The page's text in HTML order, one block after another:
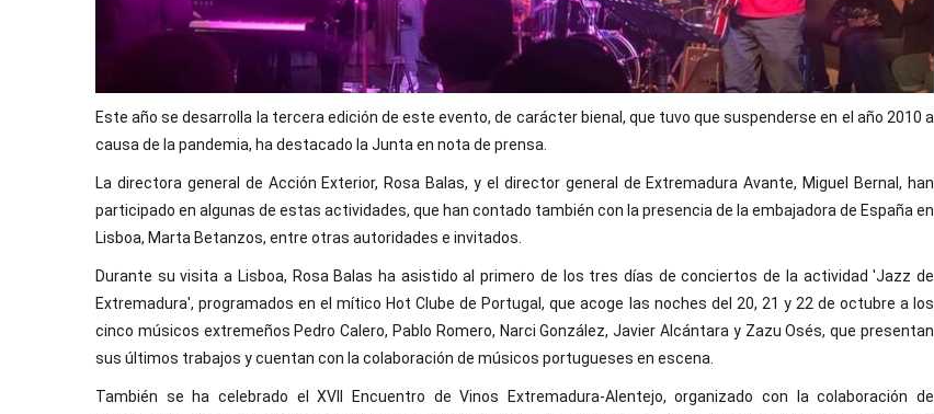
Este año se desarrolla la tercera edición de este evento, de carácter bienal, que tuvo que suspenderse en el año 2010 a
causa de la pandemia, ha destacado la Junta en nota de prensa.
La directora general de Acción Exterior, Rosa Balas, y el director general de Extremadura Avante, Miguel Bernal, han
participado en algunas de estas actividades, que han contado también con la presencia de la embajadora de España en
Lisboa, Marta Betanzos, entre otras autoridades e invitados.
Durante su visita a Lisboa, Rosa Balas ha asistido al primero de los tres días de conciertos de la actividad 'Jazz de
Extremadura', programados en el mítico Hot Clube de Portugal, que acoge las noches del 20, 21 y 22 de octubre a los
cinco músicos extremeños Pedro Calero, Pablo Romero, Narci González, Javier Alcántara y Zazu Osés, que presentan
sus últimos trabajos y cuentan con la colaboración de músicos portugueses en escena.
También se ha celebrado el XVII Encuentro de Vinos Extremadura-Alentejo, organizado con la colaboración de